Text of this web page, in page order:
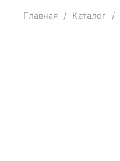
Главная Каталог